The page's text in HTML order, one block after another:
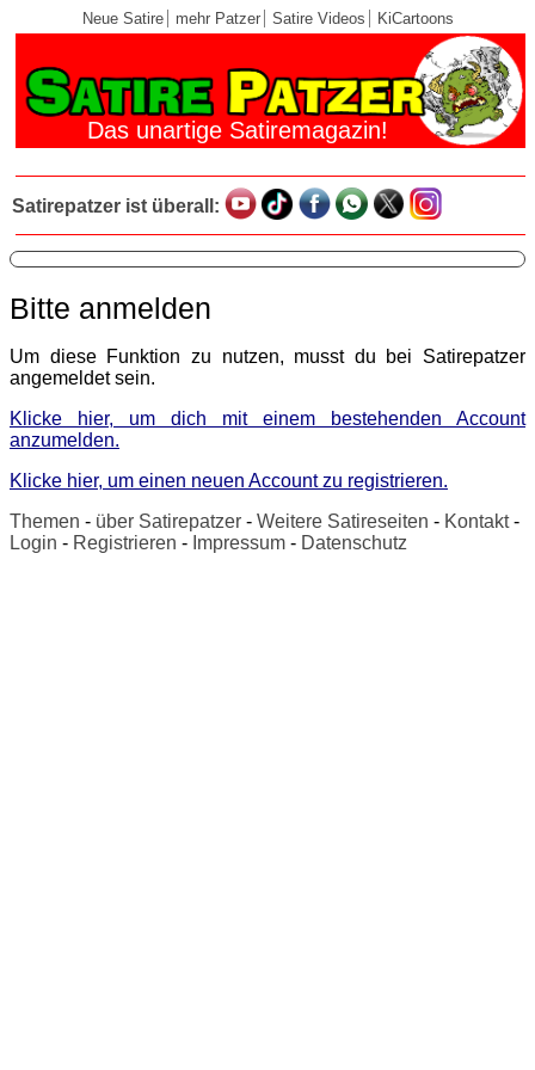
Neue Satire mehr Patzer Satire Videos KiCartoons
Das unartige Satiremagazin!
Satirepatzer ist überall:
Bitte anmelden
Um diese Funktion zu nutzen, musst du bei Satirepatzer
angemeldet sein.
Klicke hier, um dich mit einem bestehenden Account
anzumelden.
Klicke hier, um einen neuen Account zu registrieren.
Themen - über Satirepatzer - Weitere Satireseiten - Kontakt-
Login - Registrieren - Impressum - Datenschutz